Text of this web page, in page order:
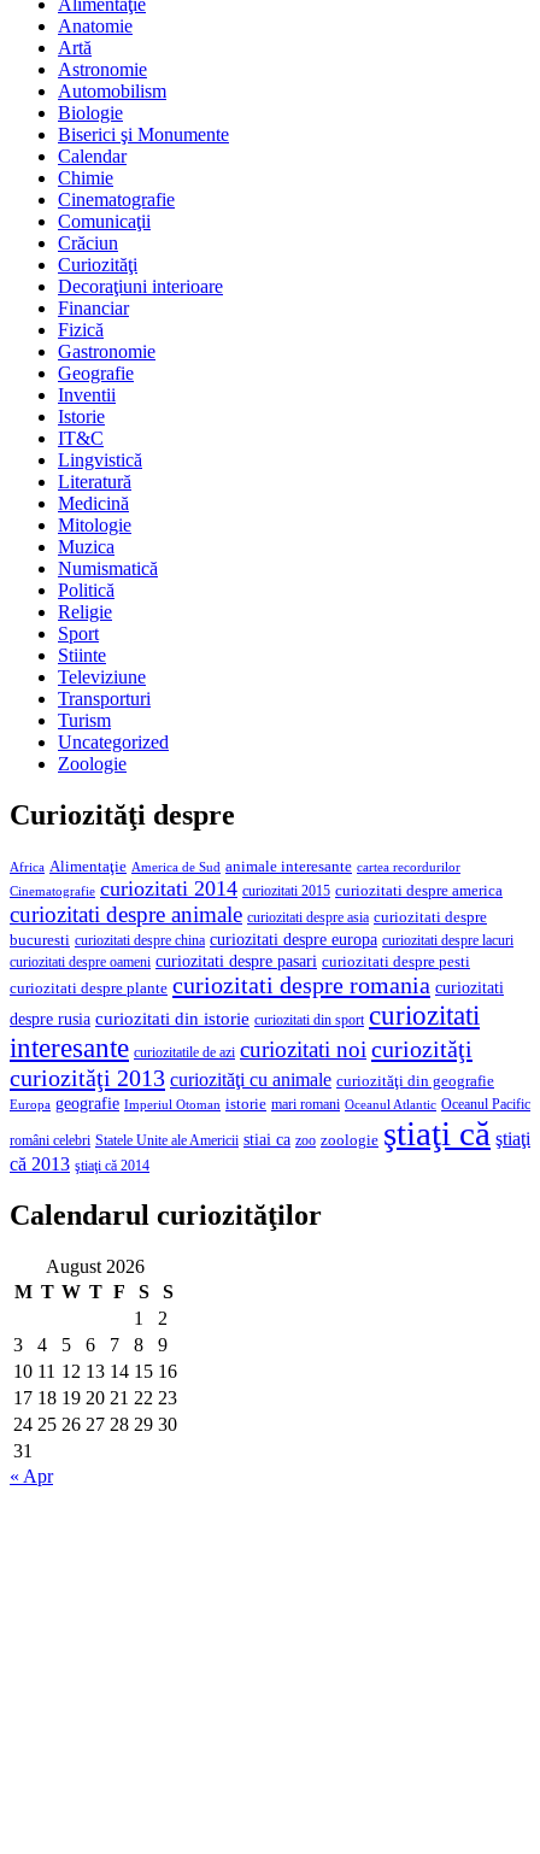
Anatomie
Artă
Astronomie
Automobilism
Biologie
Biserici şi Monumente
Calendar
Chimie
Cinematografie
Comunicaţii
Crăciun
Curiozităţi
Decoraţiuni interioare
Financiar
Fizică
Gastronomie
Geografie
Inventii
Istorie
IT&C
Lingvistică
Literatură
Medicină
Mitologie
Muzica
Numismatică
Politică
Religie
Sport
Stiinte
Televiziune
Transporturi
Turism
Uncategorized
Zoologie
Curiozităţi despre
Africa Alimentaţie America de Sud animale interesante cartea recordurilor
Cinematografie curiozitati 2014 curiozitati 2015 curiozitati despre america
curiozitati despre animale curiozitati despre asia curiozitati despre
bucuresti curiozitati despre china curiozitati despre europa curiozitati despre lacuri
curiozitati despre oameni curiozitati despre pasari curiozitati despre pesti
curiozitati despre plante curiozitati despre romania curiozitati
despre rusia curiozitati din istorie curiozitati din sport curiozitati
interesante curiozitatile de azi curiozitati noicuriozităţi
curiozităţi 2013 curiozităţi cu animale curiozităţi din geografie
Europa geografie Imperiul Otoman istorie mari romani Oceanul Atlantic Oceanul Pacific
români celebri Statele Unite ale Americii stiai ca zoo zoologie ştiaţi că ştiaţi
că 2013 ştiaţi că 2014
Calendarul curiozităţilor
August 2026
M T W T F S
S
1
2
3
4 5 6 7 8
9
10 11 12 13 14 15 16
17 18 19 20 21 22 23
24 25 26 27 28 29 30
31
« Apr